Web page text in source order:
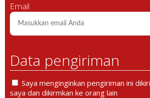
Email
Data pengiriman
Saya menginginkan pengiriman ini
saya dan dikirmkan ke orang lain